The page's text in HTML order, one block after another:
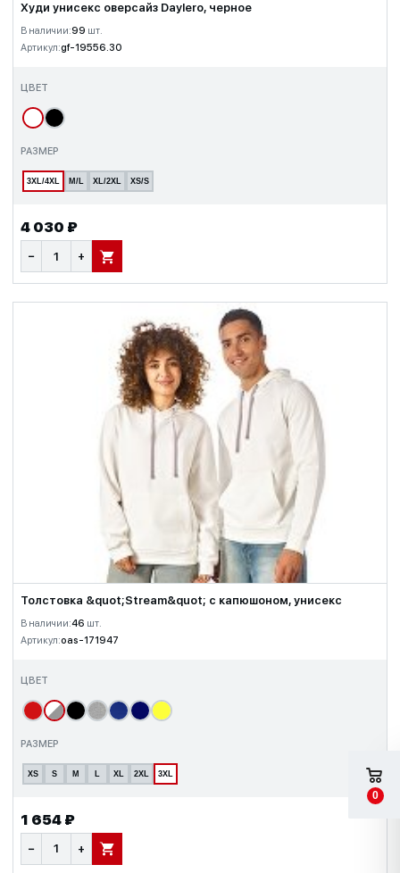
Худи унисекс оверсайз Daylero, черное
В наличии:99 шт.
Артикул:gf-19556.30
ЦВЕТ
РАЗМЕР
3XL/4XL M/L XL/2XL XS/S
4 030 ₽
− + В КОРЗИНУ
Толстовка &quot;Stream&quot; с капюшоном, унисекс
В наличии:46 шт.
Артикул:oas-171947
ЦВЕТ
РАЗМЕР
XS S M XL 2XL 3XL
1 654 ₽
− + В КОРЗИНУ
0